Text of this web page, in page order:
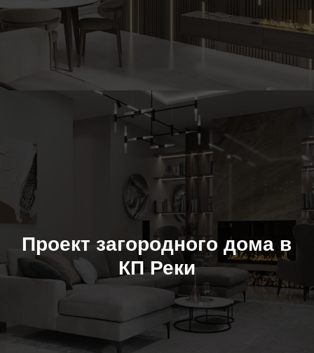
Проект загородного дома в
КП Реки